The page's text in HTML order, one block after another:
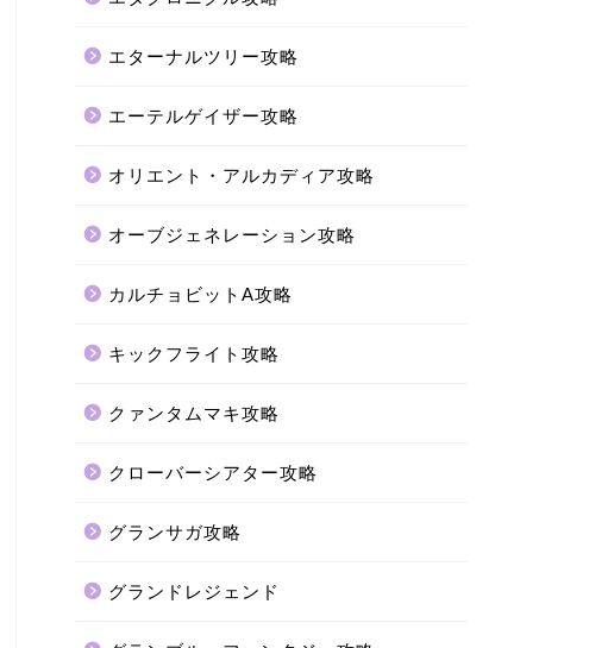
エターナルツリー攻略
エーテルゲイザー攻略
オリエント・アルカディア攻略
オーブジェネレーション攻略
カルチョビットA攻略
キックフライト攻略
クァンタムマキ攻略
クローバーシアター攻略
グランサガ攻略
グランドレジェンド